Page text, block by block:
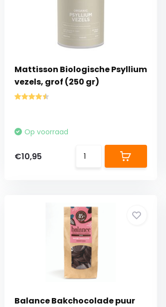
Mattisson Biologische Psyllium
vezels, grof (250 gr)
Op voorraad
€10,95
Balance Bakchocolade puur